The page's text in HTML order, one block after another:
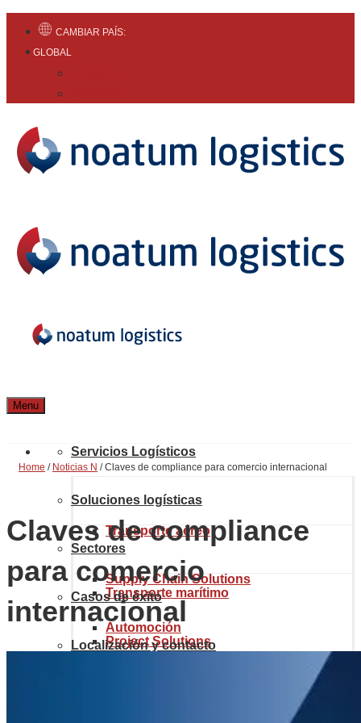
CAMBIAR PAÍS:
GLOBAL
Menu
Servicios Logísticos
Transporte aéreo
Transporte marítimo
Transporte terrestre
Aduanas y comercio internacional
Soluciones logísticas
Supply Chain Solutions
Project Solutions
Sectores
Automoción
Casos de éxito
Localización y contacto
Home / Noticias N /Claves de compliance para comercio internacional
Claves de compliance
para comercio
internacional